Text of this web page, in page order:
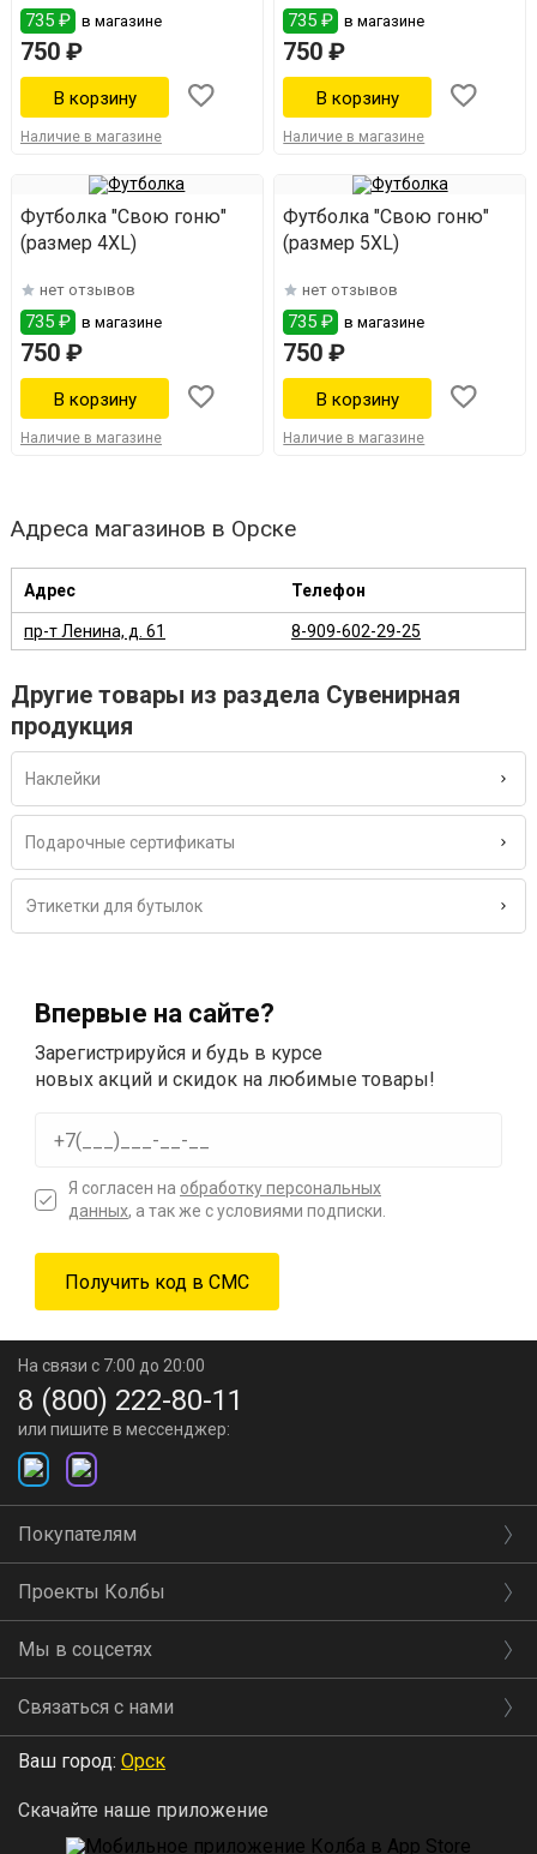
735 ₽ в магазине
750 ₽
Наличие в магазине
735 ₽ в магазине
750 ₽
Наличие в магазине
Футболка "Свою гоню"
(размер 4XL)
нет отзывов
735 ₽ в магазине
750 ₽
Наличие в магазине
Футболка "Свою гоню"
(размер 5XL)
нет отзывов
735 ₽ в магазине
750 ₽
Наличие в магазине
Адреса магазинов в Орске
Адрес Телефон
пр-т Ленина, д. 61 8-909-602-29-25
Другие товары из раздела Сувенирная
продукция
Наклейки
Подарочные сертификаты
Этикетки для бутылок
Впервые на сайте?
Зарегистрируйся и будь в курсе
новых акций и скидок на любимые товары!
Я согласен на обработку персональных
данных, а так же с условиями подписки.
На связи с 7:00 до 20:00
8 (800) 222-80-11
или пишите в мессенджер:
Покупателям
Проекты Колбы
Мы в соцсетях
Связаться с нами
Ваш город: Орск
Скачайте наше приложение